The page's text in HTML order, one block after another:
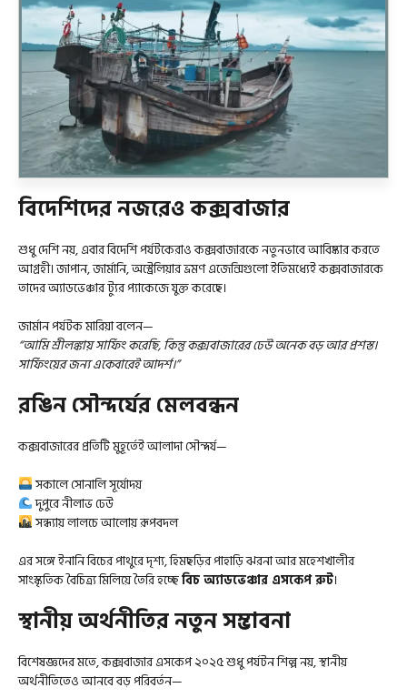
বিদেশিদের নজরেও কক্সবাজার
শুধু দেশি নয়, এবার বিদেশি পর্যটকেরাও কক্সবাজারকে নতুনভাবে আবিষ্কার করতে
আগ্রহী। জাপান, জার্মানি, অস্ট্রেলিয়ার ভ্রমণ এজেন্সিগুলো ইতিমধ্যেই কক্সবাজারকে
তাদের অ্যাডভেঞ্চার ট্যুর প্যাকেজে যুক্ত করেছে।
জার্মান পর্যটক মারিয়া বলেন—
“আমি শ্রীলঙ্কায় সার্ফিং করেছি, কিন্তু কক্সবাজারের ঢেউ অনেক বড় আর প্রশস্ত।
সার্ফিংয়ের জন্য একেবারেই আদর্শ।”
রঙিন সৌন্দর্যের মেলবন্ধন
কক্সবাজারের প্রতিটি মুহূর্তেই আলাদা সৌন্দর্য—
সকালে সোনালি সূর্যোদয়
দুপুরে নীলাভ ঢেউ
সন্ধ্যায় লালচে আলোয় রূপবদল
এর সঙ্গে ইনানি বিচের পাথুরে দৃশ্য, হিমছড়ির পাহাড়ি ঝরনা আর মহেশখালীর
সাংস্কৃতিক বৈচিত্র্য মিলিয়ে তৈরি হচ্ছেবিচ অ্যাডভেঞ্চার এসকেপ রুট।
স্থানীয় অর্থনীতির নতুন সম্ভাবনা
বিশেষজ্ঞদের মতে, কক্সবাজার এসকেপ ২০২৫ শুধু পর্যটন শিল্প নয়, স্থানীয়
অর্থনীতিতেও আনবে বড় পরিবর্তন—